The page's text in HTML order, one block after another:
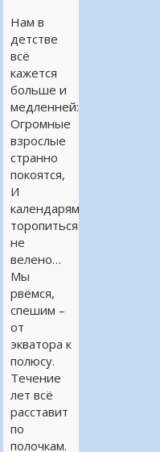
Нам в
детстве
всё
кажется
больше и
медленней:
Огромные
взрослые
странно
покоятся,
И
календарям
торопиться
не
велено…
Мы
рвёмся,
спешим –
от
экватора к
полюсу.
Течение
лет всё
расставит
по
полочкам.